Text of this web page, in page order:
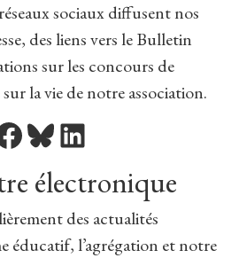
sociaux diffusent nos
des liens vers le Bulletin
sur les concours de
la vie de notre association.
électronique
des actualités
éducatif, l’agrégation et notre